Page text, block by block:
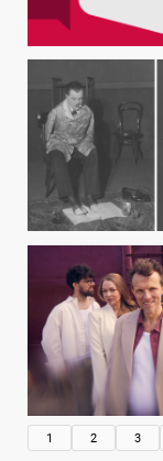
1 2 3